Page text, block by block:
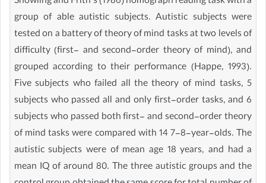
group of able autistic subjects. Autistic subjects were
tested on a battery of theory of mind tasks at two levels of
difficulty (first- and second-order theory of mind), and
grouped according to their performance (Happe, 1993).
Five subjects who failed all the theory of mind tasks, 5
subjects who passed all and only first-order tasks, and 6
subjects who passed both first- and second-order theory
of mind tasks were compared with 14 7-8-year-olds. The
autistic subjects were of mean age 18 years, and had a
mean IQ of around 80. The three autistic groups and the